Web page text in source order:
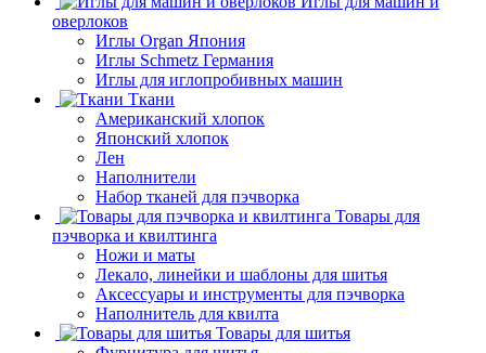
оверлоков
Иглы Organ Япония
Иглы Schmetz Германия
Иглы для иглопробивных машин
Ткани
Американский хлопок
Японский хлопок
Лен
Наполнители
Набор тканей для пэчворка
Товары для
пэчворка и квилтинга
Ножи и маты
Лекало, линейки и шаблоны для шитья
Аксессуары и инструменты для пэчворка
Наполнитель для квилта
Товары для шитья